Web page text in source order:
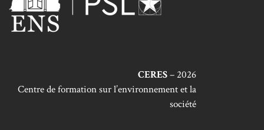
CERES– 2026
Centre de formation sur l’environnement et la
société